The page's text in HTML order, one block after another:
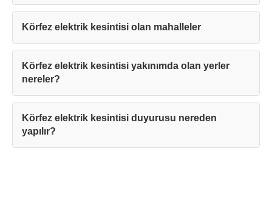
Körfez elektrik kesintisi olan mahalleler
Körfez elektrik kesintisi yakınımda olan yerler
nereler?
Körfez elektrik kesintisi duyurusu nereden
yapılır?